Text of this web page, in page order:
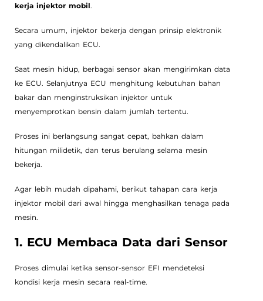
kerja injektor mobil.
Secara umum, injektor bekerja dengan prinsip elektronik
yang dikendalikan ECU.
Saat mesin hidup, berbagai sensor akan mengirimkan data
ke ECU. Selanjutnya ECU menghitung kebutuhan bahan
bakar dan menginstruksikan injektor untuk
menyemprotkan bensin dalam jumlah tertentu.
Proses ini berlangsung sangat cepat, bahkan dalam
hitungan milidetik, dan terus berulang selama mesin
bekerja.
Agar lebih mudah dipahami, berikut tahapan cara kerja
injektor mobil dari awal hingga menghasilkan tenaga pada
mesin.
1. ECU Membaca Data dari Sensor
Proses dimulai ketika sensor-sensor EFI mendeteksi
kondisi kerja mesin secara real-time.